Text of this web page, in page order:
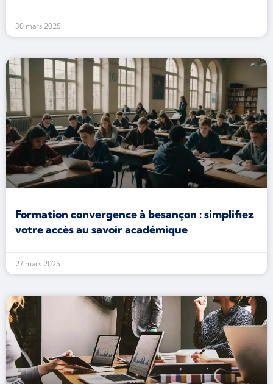
30 mars 2025
Formation convergence à besançon : simplifiez
votre accès au savoir académique
27 mars 2025